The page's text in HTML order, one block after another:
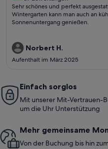
(87
bewertungen)
Sehr schönes und perfekt
Wintergarten kann man auch an
Sonnenuntergang genießen.
Norbert H.
Aufenthalt im März 2025
Einfach sorglos
Mit unserer Mit-Vertrauen-
um die Uhr Unterstützung
Mehr gemeinsame
Von der Buchung bis hin